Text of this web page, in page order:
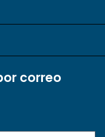
correo